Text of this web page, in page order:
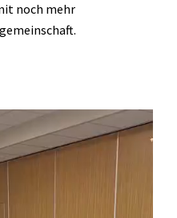
noch mehr